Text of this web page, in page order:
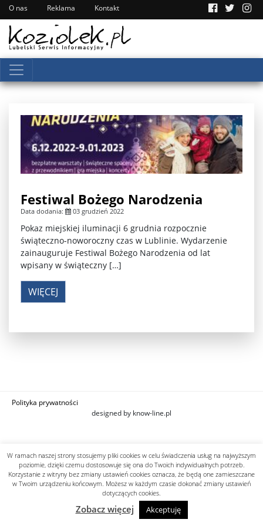
O nas Reklama Kontakt
Festiwal Bożego Narodzenia
Data dodania: 03 grudzień 2022
Pokaz miejskiej iluminacji 6 grudnia rozpocznie
świąteczno-noworoczny czas w Lublinie. Wydarzenie
zainauguruje Festiwal Bożego Narodzenia od lat
wpisany w świąteczny […]
WIĘCEJ
Polityka prywatności
designed by know-line.pl
W ramach naszej strony stosujemy pliki cookies w celu świadczenia usług na najwyższym
poziomie, dzięki czemu dostosowuje się ona do Twoich indywidualnych potrzeb.
Korzystanie z witryny bez zmiany ustawień cookies oznacza, że będą one zamieszczane
w Twoim urządzeniu końcowym. Możesz w każdym czasie dokonać zmiany ustawień
dotyczących cookies.
Zobacz więcej Akceptuję